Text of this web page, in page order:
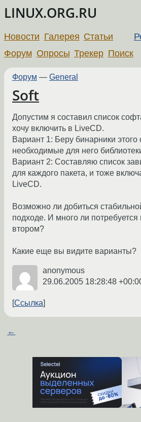
LINUX.ORG.RU
Новости Галерея Статьи
Форум Опросы Трекер Поиск
Форум — General
Soft
Допустим я составил список
хочу включить в LiveCD.
Вариант 1: Беру бинарники этого
необходимые для него
Вариант 2: Составляю список
для каждого пакета, и тоже
LiveCD.
Возможно ли добиться
подходе. И много ли потребуется
втором?
Какие еще вы видите варианты?
anonymous
29.06.2005 18:28:48
Ссылка
←